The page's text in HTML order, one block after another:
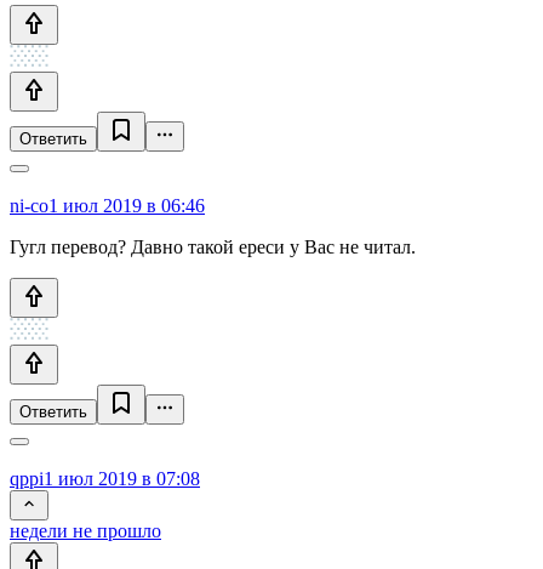
Ответить
ni-co1 июл 2019 в 06:46
Гугл перевод? Давно такой ереси у Вас не читал.
Ответить
qppi1 июл 2019 в 07:08
недели не прошло